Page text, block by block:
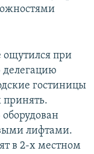
при
гостиницы
принять.
лифтами.
в 2-х местном